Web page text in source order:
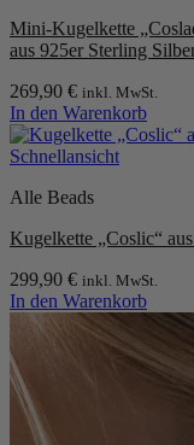
Mini-Kugelkette
aus 925er Sterling
269,90 € inkl. MwSt.
In den Warenkorb
Schnellansicht
Alle Beads
Kugelkette „Coslic“
299,90 € inkl. MwSt.
In den Warenkorb